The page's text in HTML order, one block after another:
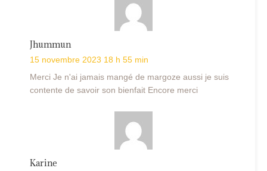
Jhummun
15 novembre 2023 18 h 55 min
Merci Je n'ai jamais mangé de margoze aussi je suis
contente de savoir son bienfait Encore merci
Karine